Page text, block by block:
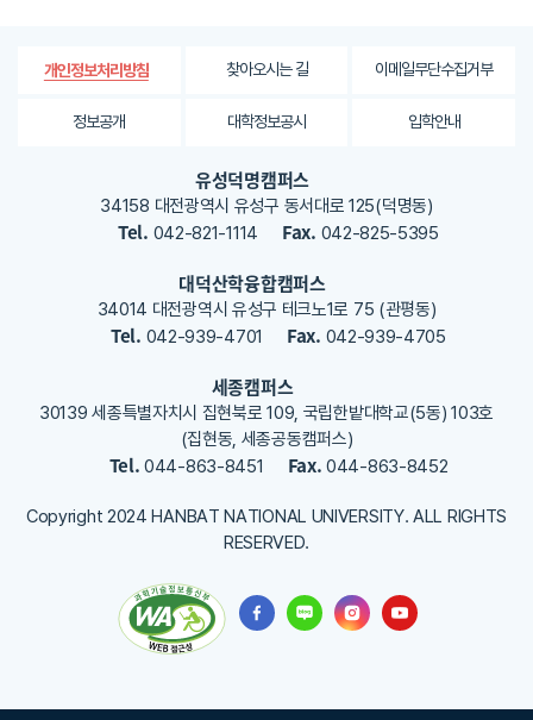
가
용
해
주
개인정보처리방침 찾아오시는 길 이메일무단수집거부
정보공개 대학정보공시 입학안내
유성덕명캠퍼스
34158 대전광역시 유성구 동서대로 125(덕명동)
Tel. 042-821-1114 Fax. 042-825-5395
대덕산학융합캠퍼스
34014 대전광역시 유성구 테크노1로 75 (관평동)
Tel. 042-939-4701 Fax. 042-939-4705
세종캠퍼스
30139 세종특별자치시 집현북로 109, 국립한밭대학교(5동) 103호
(집현동, 세종공동캠퍼스)
Tel.044-863-8451 Fax. 044-863-8452
Copyright 2024 HANBAT NATIONAL UNIVERSITY. ALL RIGHTS
RESERVED.